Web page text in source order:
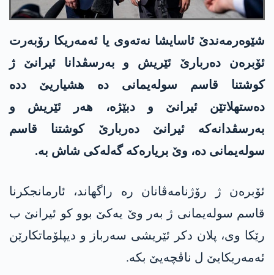
شێوەرمەندێ ئاسایشا نەتەوی یا ئەمەریکا رۆبەرت
ئۆبرەن دەربارێ ئێریش و بەرسڤدانا ئیرانێ ژ
کوشتنا قاسم سولەیمانی دە ھشیاریێ ددە
دەستھلاتێن ئیرانێ و دبێژە، ھەر ئێریش و
بەرسڤدانەکە ئیرانێ دەربارێ کوشتنا قاسم
سولەیمانی دە، وێ بریارەکە گەلەکی شاش بە.
ئۆبرەن ژ رۆژنامەڤانان رە راگھاند، ئارمانجکرنا
قاسم سولەیمانی ژ بەر وێ یەکێ بوو کو ئیرانێ ب
رێکا وی، پلان دکر ئێریشی سەرباز و دیپلۆماتکارێن
ئەمەریکایێ ل ناڤچەیێ بکە.